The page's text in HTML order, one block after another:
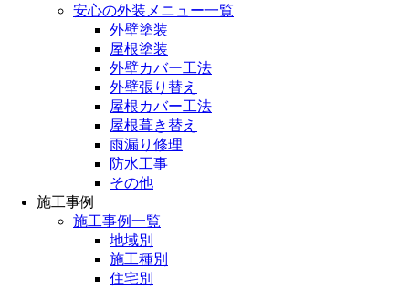
安心の外装メニュー一覧
外壁塗装
屋根塗装
外壁カバー工法
外壁張り替え
屋根カバー工法
屋根葺き替え
雨漏り修理
防水工事
その他
施工事例
施工事例一覧
地域別
施工種別
住宅別